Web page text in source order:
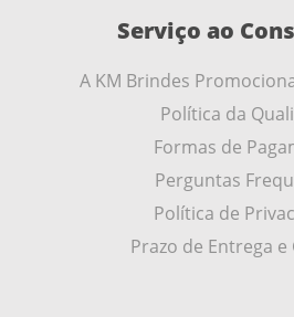
Serviço ao
A KM Brindes
Política da
Formas de
Perguntas
Política de
Prazo de Entrega